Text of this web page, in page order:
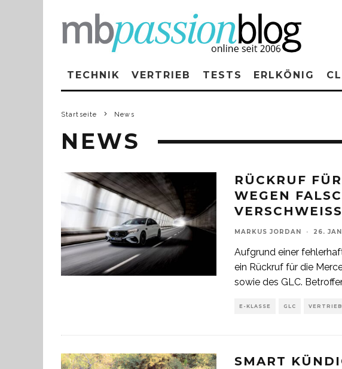
TECHNIK VERTRIEB TESTS ERLKÖNIG
Startseite News
NEWS
RÜCKRUF
WEGEN
MARKUS JORDAN · 26.
Aufgrund einer
ein Rückruf für die
sowie des GLC.
E-KLASSE GLC VERTRIEB
SMART